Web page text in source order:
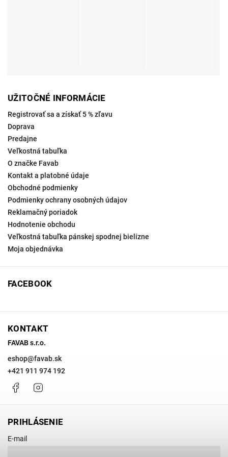
UŽITOČNÉ INFORMÁCIE
Registrovať sa a získať 5 % zľavu
Doprava
Predajne
Veľkostná tabuľka
O značke Favab
Kontakt a platobné údaje
Obchodné podmienky
Podmienky ochrany osobných údajov
Reklamačný poriadok
Hodnotenie obchodu
Veľkostná tabuľka pánskej spodnej bielizne
Moja objednávka
FACEBOOK
KONTAKT
FAVAB s.r.o.
eshop@favab.sk
+421 911 974 192
Facebook
PRIHLÁSENIE
E-mail